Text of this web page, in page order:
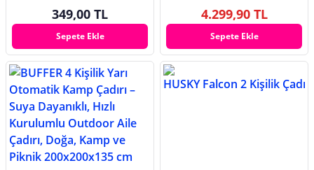
349,00 TL
Sepete Ekle
4.299,90 TL
Sepete Ekle